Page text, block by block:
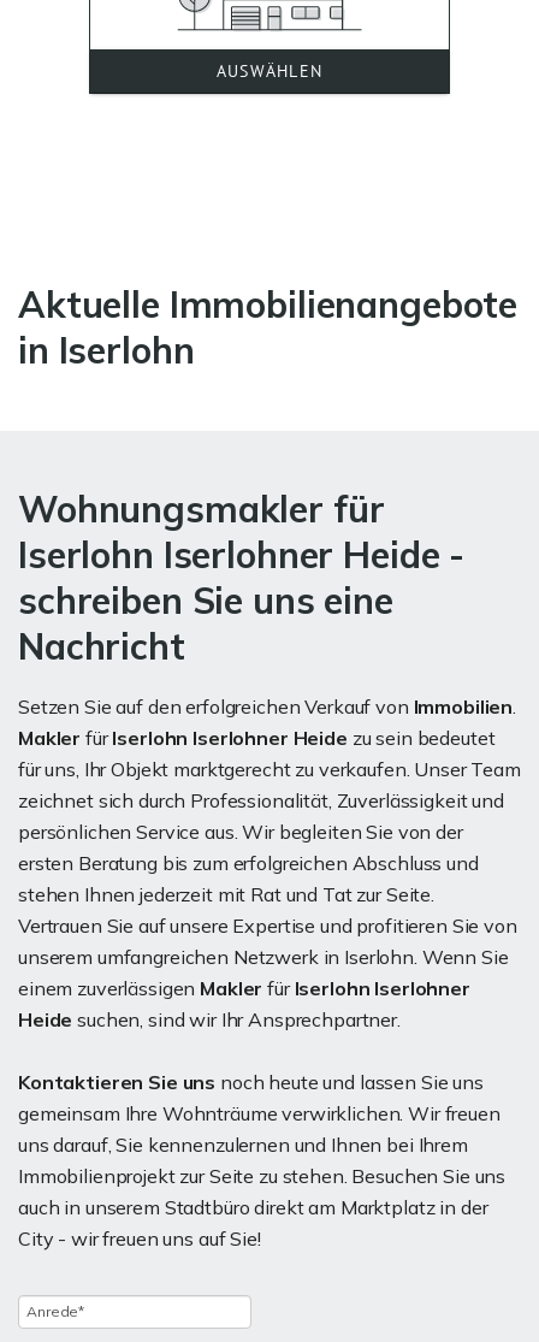
Aktuelle Immobilienangebote
in Iserlohn
Wohnungsmakler für
Iserlohn Iserlohner Heide -
schreiben Sie uns eine
Nachricht
Setzen Sie auf den erfolgreichen Verkauf von Immobilien
Makler fürIserlohn Iserlohner Heide zu sein bedeutet
für uns, Ihr Objekt marktgerecht zu verkaufen. Unser Team
zeichnet sich durch Professionalität, Zuverlässigkeit und
persönlichen Service aus. Wir begleiten Sie von der
ersten Beratung bis zum erfolgreichen Abschluss und
stehen Ihnen jederzeit mit Rat und Tat zur Seite.
Vertrauen Sie auf unsere Expertise und profitieren Sie von
unserem umfangreichen Netzwerk in Iserlohn. Wenn Sie
einem zuverlässigen Maklerfür Iserlohn Iserlohner
Heidesuchen, sind wir Ihr Ansprechpartner.
Kontaktieren Sie uns noch heute und lassen Sie uns
gemeinsam Ihre Wohnträume verwirklichen. Wir freuen
uns darauf, Sie kennenzulernen und Ihnen bei Ihrem
Immobilienprojekt zur Seite zu stehen. Besuchen Sie uns
auch in unserem Stadtbüro direkt am Marktplatz in der
City - wir freuen uns auf Sie!